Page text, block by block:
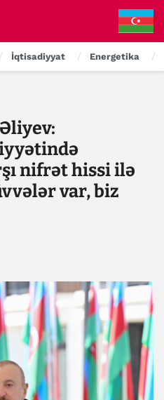
İqtisadiyyat Energetika
nifrət hissi ilə
var, biz